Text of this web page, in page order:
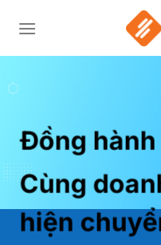
qua
Đồng hành
Cùng
hiện